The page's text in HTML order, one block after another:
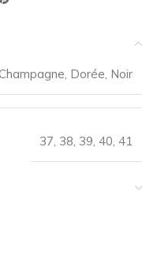
Dorée Noir
37 38 39 40 41